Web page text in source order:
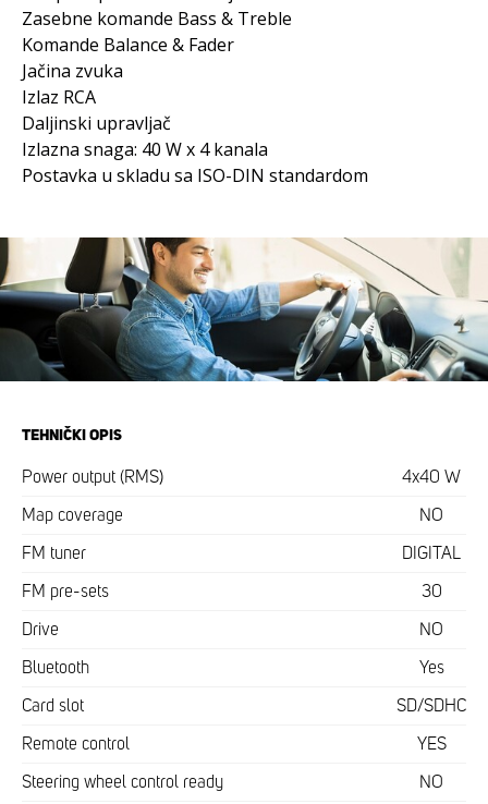
Zasebne komande Bass & Treble
Komande Balance & Fader
Jačina zvuka
Izlaz RCA
Daljinski upravljač
Izlazna snaga: 40 W x 4 kanala
Postavka u skladu sa ISO-DIN standardom
TEHNIČKI OPIS
Power output (RMS) 4x40 W
Map coverage NO
FM tuner DIGITAL
FM pre-sets 30
Drive NO
Bluetooth Yes
Card slot SD/SDHC
Remote control YES
Steering wheel control ready NO